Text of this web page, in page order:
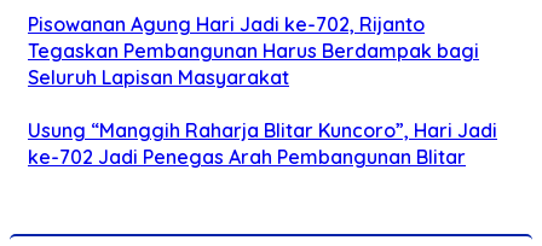
Pisowanan Agung Hari Jadi ke-702, Rijanto
Tegaskan Pembangunan Harus Berdampak bagi
Seluruh Lapisan Masyarakat
Usung “Manggih Raharja Blitar Kuncoro”, Hari Jadi
ke-702 Jadi Penegas Arah Pembangunan Blitar